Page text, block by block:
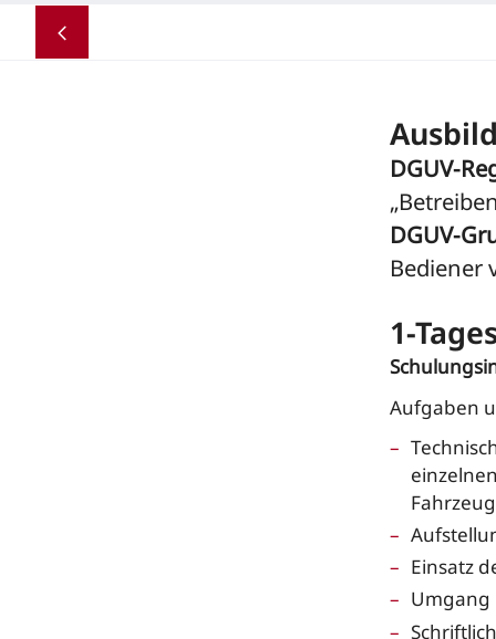
DGUV-
DGUV-
Bediener
1-
Aufgaben
Einsatz
Umgang